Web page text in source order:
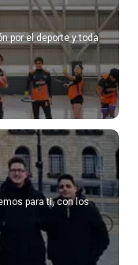
por el deporte y toda
para ti, con los